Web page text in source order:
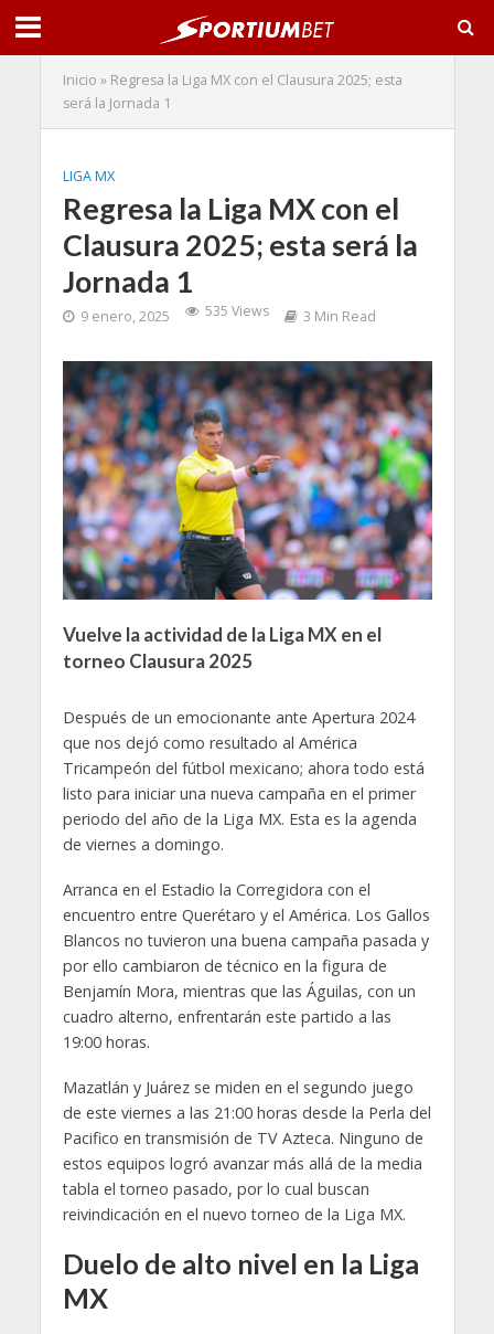
Inicio » Regresa la Liga MX con el Clausura 2025; esta
será la Jornada 1
LIGA MX
Regresa la Liga MX con el
Clausura 2025; esta será la
Jornada 1
9 enero, 2025 535 Views 3 Min Read
Vuelve la actividad de la Liga MX en el
torneo Clausura 2025
Después de un emocionante ante Apertura 2024
que nos dejó como resultado al América
Tricampeón del fútbol mexicano; ahora todo está
listo para iniciar una nueva campaña en el primer
periodo del año de la Liga MX. Esta es la agenda
de viernes a domingo.
Arranca en el Estadio la Corregidora con el
encuentro entre Querétaro y el América. Los Gallos
Blancos no tuvieron una buena campaña pasada y
por ello cambiaron de técnico en la figura de
Benjamín Mora, mientras que las Águilas, con un
cuadro alterno, enfrentarán este partido a las
19:00 horas.
Mazatlán y Juárez se miden en el segundo juego
de este viernes a las 21:00 horas desde la Perla del
Pacifico en transmisión de TV Azteca. Ninguno de
estos equipos logró avanzar más allá de la media
tabla el torneo pasado, por lo cual buscan
reivindicación en el nuevo torneo de la Liga MX.
Duelo de alto nivel en la Liga
MX